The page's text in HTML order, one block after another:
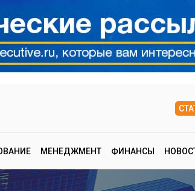
МЕНЕДЖМЕНТ ФИНАНСЫ